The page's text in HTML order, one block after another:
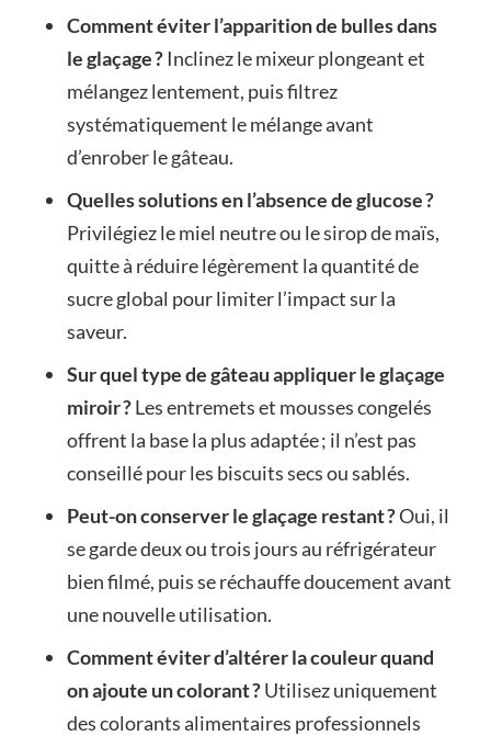
Comment éviter l’apparition de bulles dans
le glaçage ?Inclinez le mixeur plongeant et
mélangez lentement, puis filtrez
systématiquement le mélange avant
d’enrober le gâteau.
Quelles solutions en l’absence de glucose ?
Privilégiez le miel neutre ou le sirop de maïs,
quitte à réduire légèrement la quantité de
sucre global pour limiter l’impact sur la
saveur.
Sur quel type de gâteau appliquer le glaçage
miroir ?Les entremets et mousses congelés
offrent la base la plus adaptée ; il n’est pas
conseillé pour les biscuits secs ou sablés.
Peut-on conserver le glaçage restant ?Oui, il
se garde deux ou trois jours au réfrigérateur
bien filmé, puis se réchauffe doucement avant
une nouvelle utilisation.
Comment éviter d’altérer la couleur quand
on ajoute un colorant ?Utilisez uniquement
des colorants alimentaires professionnels